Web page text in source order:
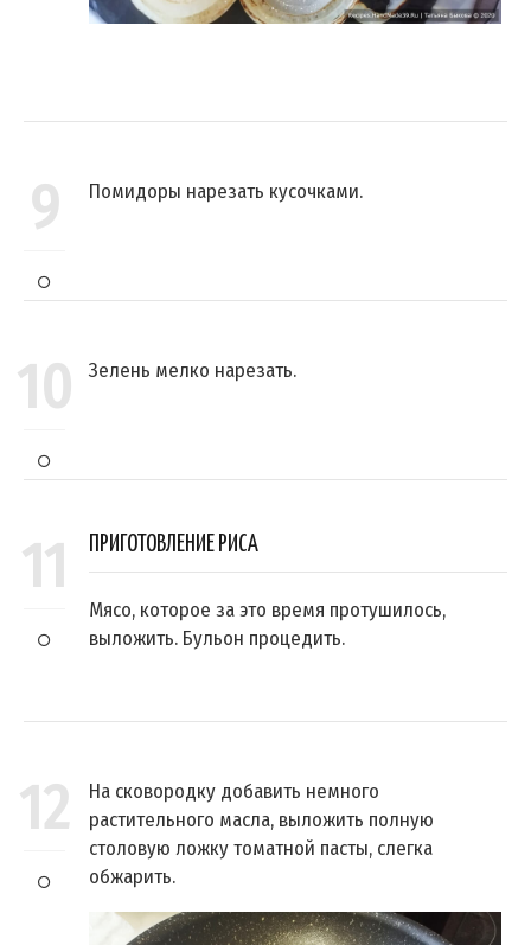
9 Помидоры нарезать кусочками.
10 Зелень мелко нарезать.
11 ПРИГОТОВЛЕНИЕ РИСА
Мясо, которое за это время протушилось,
выложить. Бульон процедить.
12
На сковородку добавить немного
растительного масла, выложить полную
столовую ложку томатной пасты, слегка
обжарить.